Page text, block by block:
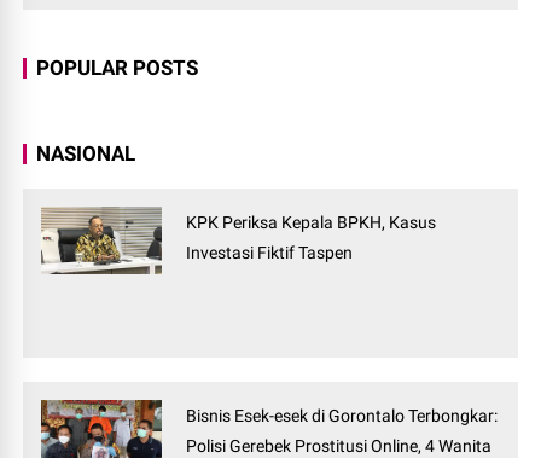
POPULAR POSTS
NASIONAL
KPK Periksa Kepala BPKH, Kasus
Investasi Fiktif Taspen
Bisnis Esek-esek di Gorontalo Terbongkar:
Polisi Gerebek Prostitusi Online, 4 Wanita